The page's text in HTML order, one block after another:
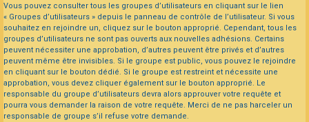
Vous pouvez consulter tous les groupes d’utilisateurs en cliquant sur le lien
« Groupes d’utilisateurs » depuis le panneau de contrôle de l’utilisateur. Si vous
souhaitez en rejoindre un, cliquez sur le bouton approprié. Cependant, tous les
groupes d’utilisateurs ne sont pas ouverts aux nouvelles adhésions. Certains
peuvent nécessiter une approbation, d’autres peuvent être privés et d’autres
peuvent même être invisibles. Si le groupe est public, vous pouvez le rejoindre
en cliquant sur le bouton dédié. Si le groupe est restreint et nécessite une
approbation, vous devez cliquer également sur le bouton approprié. Le
responsable du groupe d’utilisateurs devra alors approuver votre requête et
pourra vous demander la raison de votre requête. Merci de ne pas harceler un
responsable de groupe s’il refuse votre demande.